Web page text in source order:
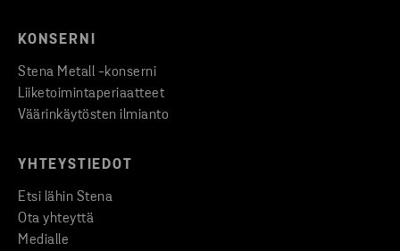
KONSERNI
Stena Metall -konserni
Liiketoimintaperiaatteet
Väärinkäytösten ilmianto
YHTEYSTIEDOT
Etsi lähin Stena
Ota yhteyttä
Medialle